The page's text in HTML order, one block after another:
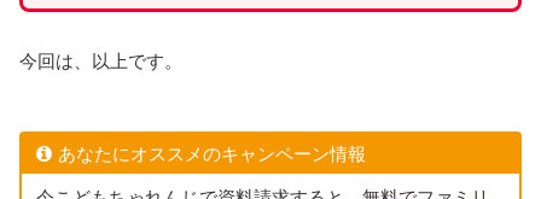
今回は、以上です。
あなたにオススメのキャンペーン情報